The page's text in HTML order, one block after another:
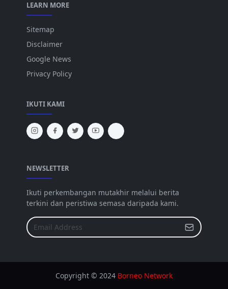
LEARN MORE
Sitemap
Disclaimer
Google News
Privacy Policy
IKUTI KAMI
NEWSLETTER
Ikuti perkembangan mutakhir melalui berita
terkini dan peristiwa semasa daripada kami.
Copyright © 2024 Borneo Network